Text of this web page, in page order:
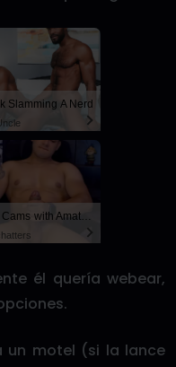
Slamming A Nerd
Live Cams with Amateur Men
él quería webear,
un motel (si la lance